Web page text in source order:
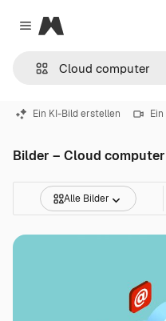
Close menu
Magnific
Ein KI-Bild erstellen
Bilder – Cloud computer
Alle Bilder